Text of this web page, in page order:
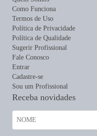
Como Funciona
Termos de Uso
Política de Privacidade
Política de Qualidade
Sugerir Profissional
Fale Conosco
Entrar
Cadastre-se
Sou um Profissional
Receba novidades